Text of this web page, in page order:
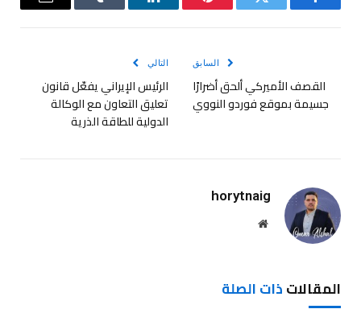
فيسبوك تويتر بينتيريستلينكدإن Tumblr
البريد
السابق
القصف الأميركي ألحق أضرارًا
جسيمة بموقع فوردو النووي
التالي
الرئيس الإيراني يفعّل قانون
تعليق التعاون مع الوكالة
الدولية للطاقة الذرية
horytnaig
موقع
المقالاتذات الصلة